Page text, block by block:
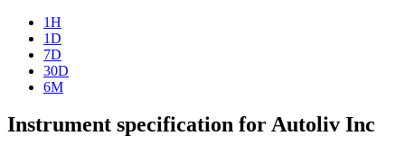
1H
1D
7D
30D
6M
Instrument specification for Autoliv Inc